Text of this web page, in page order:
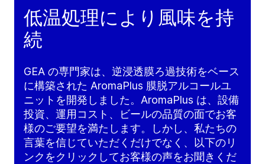
低温処理により風味を持
続
GEA の専門家は、逆浸透膜ろ過技術をベース
に構築された AromaPlus 膜脱アルコールユ
ニットを開発しました。AromaPlus は、設備
投資、運用コスト、ビールの品質の面でお客
様のご要望を満たします。しかし、私たちの
言葉を信じていただくだけでなく、以下のリ
ンクをクリックしてお客様の声をお聞きくだ